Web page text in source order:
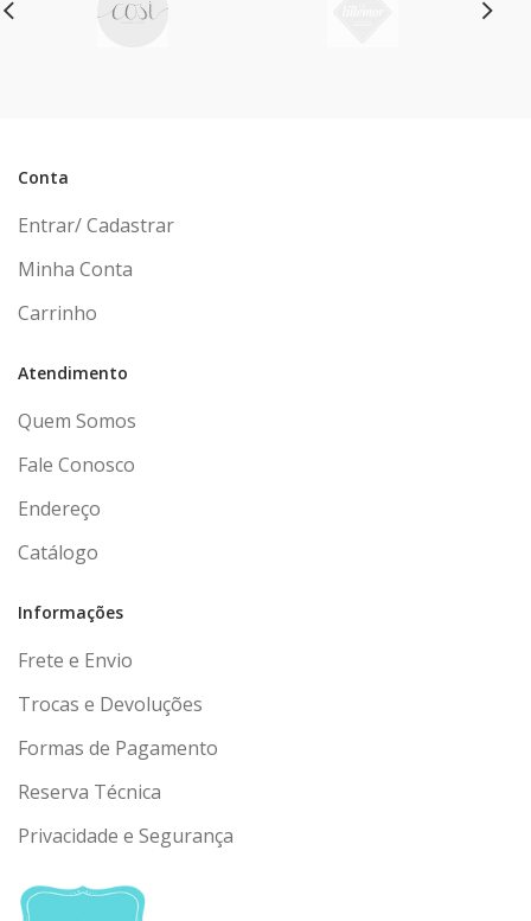
Conta
Entrar/ Cadastrar
Minha Conta
Carrinho
Atendimento
Quem Somos
Fale Conosco
Endereço
Catálogo
Informações
Frete e Envio
Trocas e Devoluções
Formas de Pagamento
Reserva Técnica
Privacidade e Segurança